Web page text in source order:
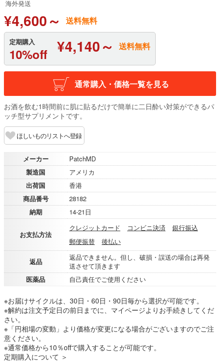
海外発送
¥4,600～ 送料無料
定期購入
10%off ¥4,140～ 送料無料
通常購入・価格一覧を見る
お酒を飲む1時間前に肌に貼るだけで簡単に二日酔い対策ができるパ
ッチ型サプリメントです。
ほしいものリストへ登録
メーカー
PatchMD
製造国
アメリカ
出荷国
香港
商品番号
28182
納期
14-21日
お支払方法
クレジットカード コンビニ決済
銀行振込
郵便振替
後払い
返品
返品できません。但し、破損・誤送の場合は再発
送させて頂きます
医薬品
自己責任でご使用ください
※お届けサイクルは、30日・60日・90日毎から選択が可能です。
※解約は注文予定日の前日までに、マイページよりお手続きしてくだ
さい。
※「円相場の変動」より価格が変更になる場合がございますのでご注
意ください。
※通常価格から10％offで購入することが可能です。
定期購入について ＞